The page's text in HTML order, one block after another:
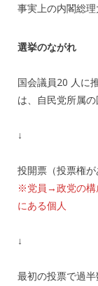
事実上の内閣総理
選挙のながれ
国会議員20 人に
は、自民党所属の
↓
投開票（投票権
※党員→政党の構
にある個人
↓
最初の投票で過